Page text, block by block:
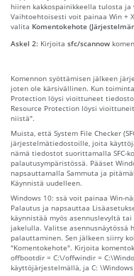
hiiren kakkospainikkeella tulosta ja
Vaihtoehtoisesti voit painaa Win +
valita Komentokehote
Askel 2: Kirjoita sfc/scannow
Komennon syöttämisen jälkeen
joten ole kärsivällinen. Kun
Protection löysi vioittuneet
Resource Protection löysi
niistä".
Muista, että System File Checker
järjestelmätiedostoille, joita
nämä tiedostot suorittamalla SFC-
palautusympäristössä. Pääset
napsauttamalla Sammuta ja
Käynnistä uudelleen.
Windows 10: ssä voit painaa Win-
Palautus ja napsauttaa
käynnistää myös asennuslevyltä
jakelulla. Valitse asennusnäytössä
palauttaminen. Sen jälkeen siirry
"Komentokehote". Kirjoita
offbootdir = C:\/offwindir =
käyttöjärjestelmällä, ja C: